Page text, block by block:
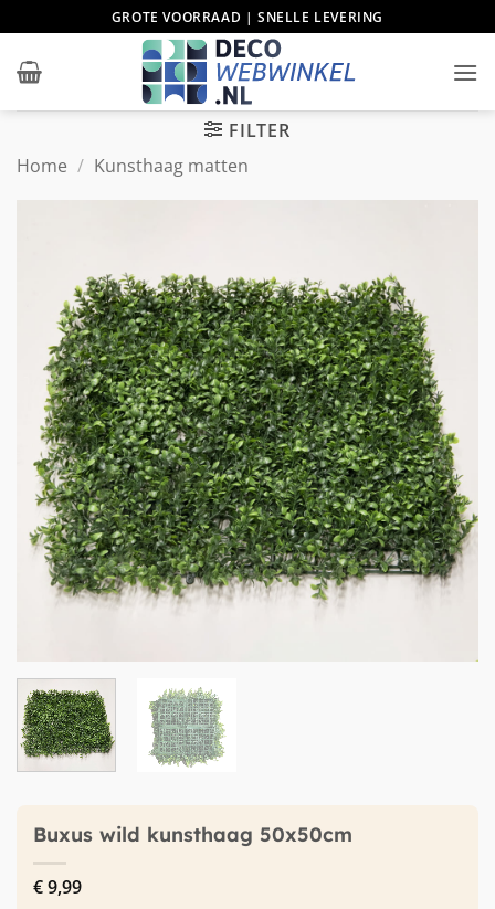
naar
inhoud
GROTE VOORRAAD | SNELLE LEVERING
FILTER
Home / Kunsthaag matten
Buxus wild kunsthaag 50x50cm
€9,99